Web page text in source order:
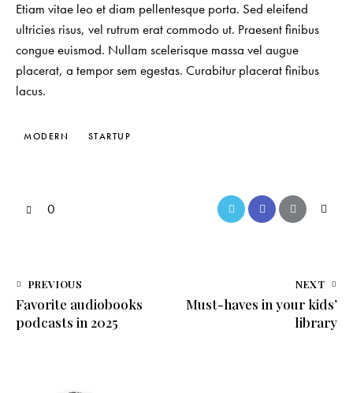
Etiam vitae leo et diam pellentesque porta. Sed eleifend
ultricies risus, vel rutrum erat commodo ut. Praesent finibus
congue euismod. Nullam scelerisque massa vel augue
placerat, a tempor sem egestas. Curabitur placerat finibus
lacus.
MODERN STARTUP
0
PREVIOUS
Favorite audiobooks
podcasts in 2025
NEXT
Must-haves in your kids’
library